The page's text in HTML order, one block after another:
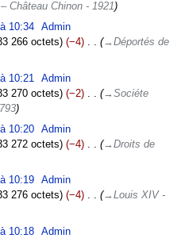
Château Chinon - 1921
10:34
Admin
266 octets −4 ‎
→‎Déportés de
10:21
Admin
270 octets −2 ‎
→‎Sociéte
10:20
Admin
272 octets −4 ‎
→‎Droits de
10:19
Admin
276 octets −4 ‎
→‎Louis XIV -
10:18
Admin